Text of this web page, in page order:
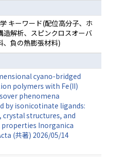
キーワード(配位高分子、ホ
解析、スピンクロスオーバ
、負の熱膨張材料)
cyano-bridged
polymers with Fe(II)
phenomena
by isonicotinate ligands:
crystal structures, and
Inorganica
(共著) 2026/05/14